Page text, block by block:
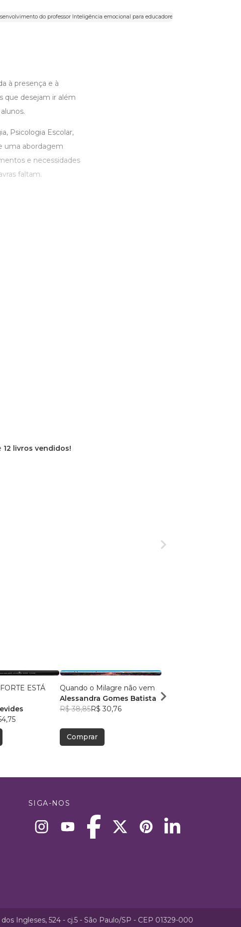
do professor Inteligência emocional para educadores Autoconhecimento do
à presença e à
que desejam ir além
Psicologia Escolar,
uma abordagem
e necessidades
faltam.
12 livros vendidos!
ESTÁ
Quando o Milagre não vem
Alessandra Gomes Batista
R$ 38,85R$ 30,76
Comprar
Danilo Pedroso
SIGA-NOS
dos Ingleses, 524 - cj.5 - São Paulo/SP - CEP 01329-000